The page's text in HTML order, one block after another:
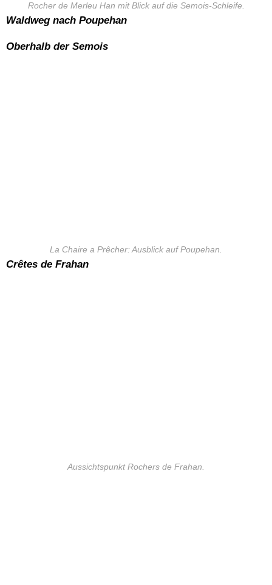
Rocher de Merleu Han mit Blick auf die Semois-Schleife.
Waldweg nach Poupehan
Oberhalb der Semois
La Chaire a Prêcher: Ausblick auf Poupehan.
Crêtes de Frahan
Aussichtspunkt Rochers de Frahan.